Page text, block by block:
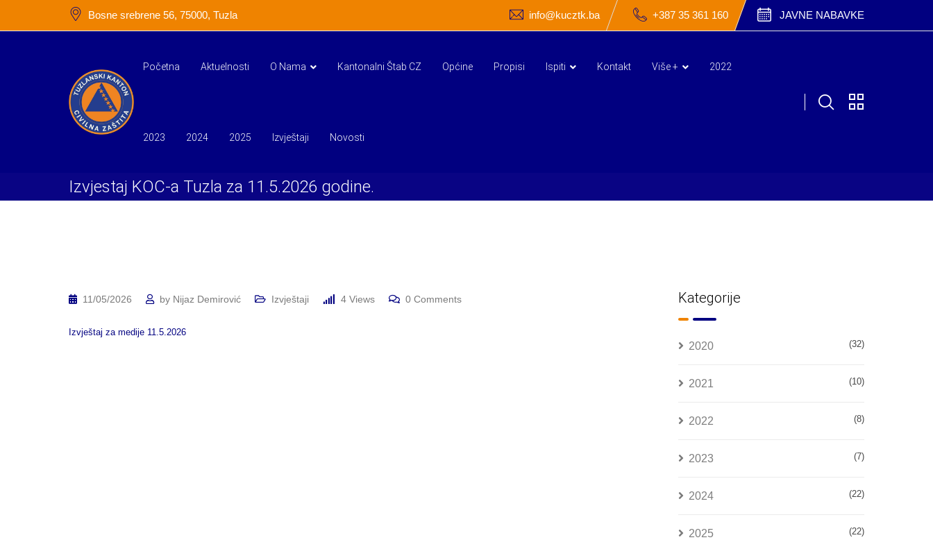
Bosne srebrene 56, 75000, Tuzla info@kucztk.ba +387 35 361 160 JAVNE NABAVKE
Početna Aktuelnosti O Nama Kantonalni Štab CZ Općine Propisi Ispiti Kontakt Više + 2022
2023 2024 2025 Izvještaji Novosti
Izvjestaj KOC-a Tuzla za 11.5.2026 godine.
11/05/2026 by Nijaz Demirović Izvještaji 4 Views 0 Comments
Izvještaj za medije 11.5.2026
Kategorije
2020 (32)
2021 (10)
2022 (8)
2023 (7)
2024 (22)
2025 (22)